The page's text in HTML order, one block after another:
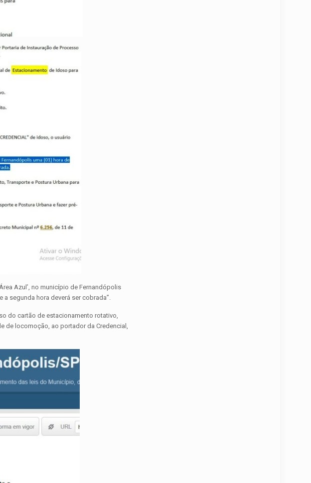
Azul’, no município de Fernandópolis
segunda hora deverá ser cobrada”.
do cartão de estacionamento rotativo,
locomoção, ao portador da Credencial,